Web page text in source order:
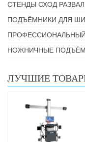
СТЕНДЫ СХОД РАЗВАЛ
ПОДЪЁМНИКИ ДЛЯ
НОЖНИЧНЫЕ
ЛУЧШИЕ